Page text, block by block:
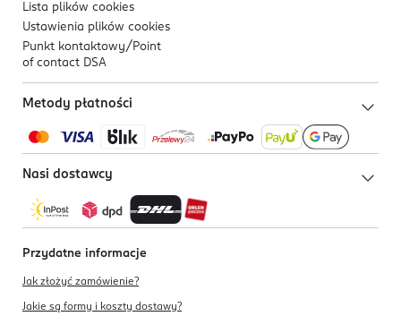
Lista plików cookies
Ustawienia plików cookies
Punkt kontaktowy/ Point
of contact DSA
Metody płatności
Nasi dostawcy
Przydatne informacje
Jak złożyć zamówienie?
Jakie są formy i koszty dostawy?